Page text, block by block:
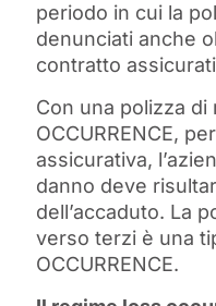
periodo in cui la
denunciati anche
contratto
Con una polizza di
OCCURRENCE,
assicurativa,
danno deve
dell’accaduto. La
verso terzi è una
OCCURRENCE.